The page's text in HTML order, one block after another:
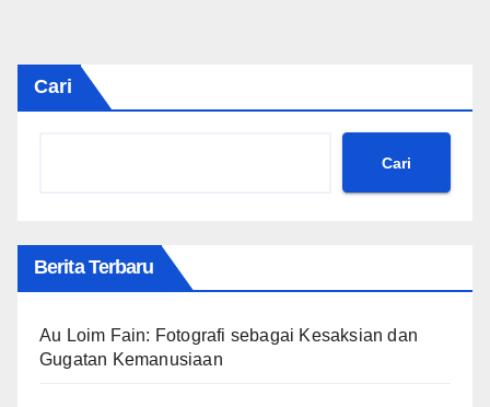
Cari
Cari
Berita Terbaru
Au Loim Fain: Fotografi sebagai Kesaksian dan
Gugatan Kemanusiaan